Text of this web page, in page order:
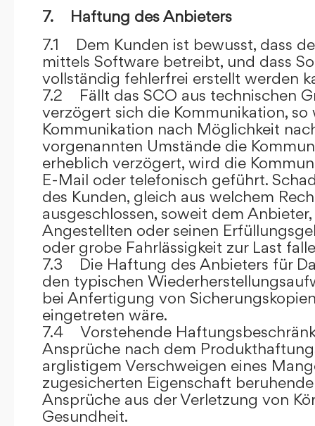
7. Haftung des Anbieters
7.1 Dem Kunden ist bewusst, dass
mittels Software betreibt, und dass
vollständig fehlerfrei erstellt werden
7.2 Fällt das SCO aus technischen
verzögert sich die Kommunikation, so
Kommunikation nach Möglichkeit
vorgenannten Umstände die
erheblich verzögert, wird die
E-Mail oder telefonisch geführt.
des Kunden, gleich aus welchem
ausgeschlossen, soweit dem
Angestellten oder seinen
oder grobe Fahrlässigkeit zur Last
7.3 Die Haftung des Anbieters für
den typischen
bei Anfertigung von
eingetreten wäre.
7.4 Vorstehende
Ansprüche nach dem
arglistigem Verschweigen eines
zugesicherten Eigenschaft
Ansprüche aus der Verletzung von
Gesundheit.